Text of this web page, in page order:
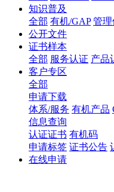
知识普及
全部 有机/GAP 管理
公开文件
证书样本
全部 服务认证 产品
客户专区
全部
申请下载
体系/服务 有机产品
信息查询
认证证书 有机码
申请标签 证书公告
在线申请